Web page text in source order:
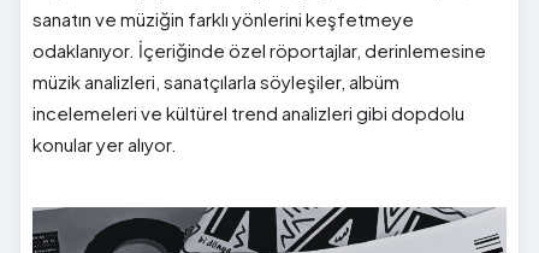
sanatın ve müziğin farklı yönlerini keşfetmeye
odaklanıyor. İçeriğinde özel röportajlar, derinlemesine
müzik analizleri, sanatçılarla söyleşiler, albüm
incelemeleri ve kültürel trend analizleri gibi dopdolu
konular yer alıyor.